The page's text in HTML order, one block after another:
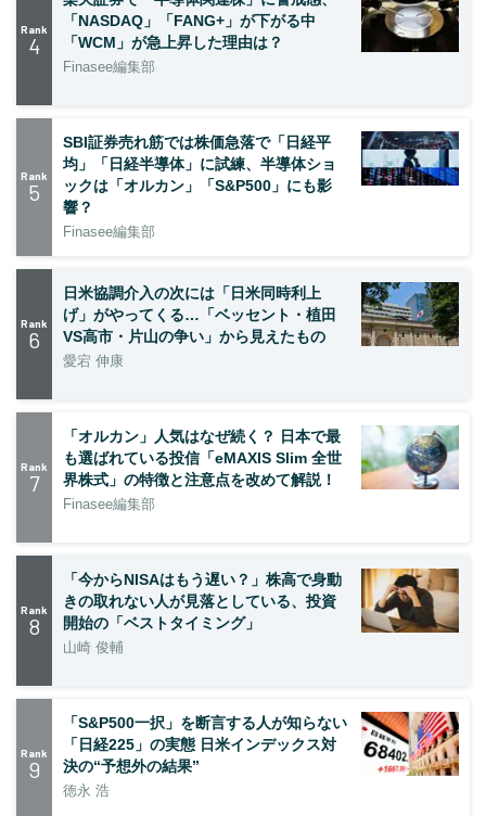
Rank
4
「NASDAQ」「FANG+」が下がる中
「WCM」が急上昇した理由は？
Finasee編集部
Rank
5
SBI証券売れ筋では株価急落で「日経平
均」「日経半導体」に試練、半導体ショ
ックは「オルカン」「S&P500」にも影
響？
Finasee編集部
Rank
6
日米協調介入の次には「日米同時利上
げ」がやってくる…「ベッセント・植田
VS高市・片山の争い」から見えたもの
愛宕 伸康
Rank
7
「オルカン」人気はなぜ続く？ 日本で最
も選ばれている投信「eMAXIS Slim 全世
界株式」の特徴と注意点を改めて解説！
Finasee編集部
Rank
8
「今からNISAはもう遅い？」株高で身動
きの取れない人が見落としている、投資
開始の「ベストタイミング」
山崎 俊輔
Rank
9
「S&P500一択」を断言する人が知らない
「日経225」の実態 日米インデックス対
決の“予想外の結果”
徳永 浩